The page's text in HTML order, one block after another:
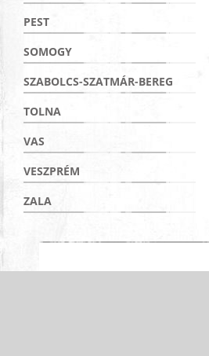
PEST
SOMOGY
SZABOLCS-SZATMÁR-BEREG
TOLNA
VAS
VESZPRÉM
ZALA